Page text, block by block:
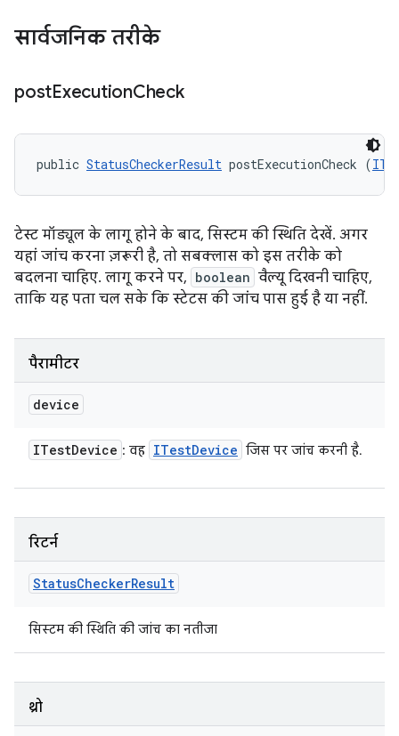
सार्वजनिक तरीके
postExecutionCheck
public StatusCheckerResult postExecutionCheck (
टेस्ट मॉड्यूल के लागू होने के बाद, सिस्टम की स्थिति देखें. अगर
यहां जांच करना ज़रूरी है, तो सबक्लास को इस तरीके को
बदलना चाहिए. लागू करने पर, boolean वैल्यू दिखनी चाहिए,
ताकि यह पता चल सके कि स्टेटस की जांच पास हुई है या नहीं.
पैरामीटर
device
ITestDevice : वह ITestDevice जिस पर जांच करनी है.
रिटर्न
StatusCheckerResult
सिस्टम की स्थिति की जांच का नतीजा
थ्रो